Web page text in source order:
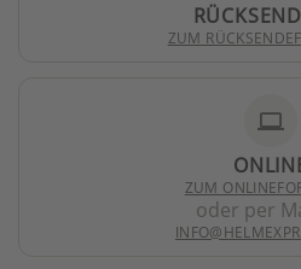
ZUM
laptop
ZUM
oder per